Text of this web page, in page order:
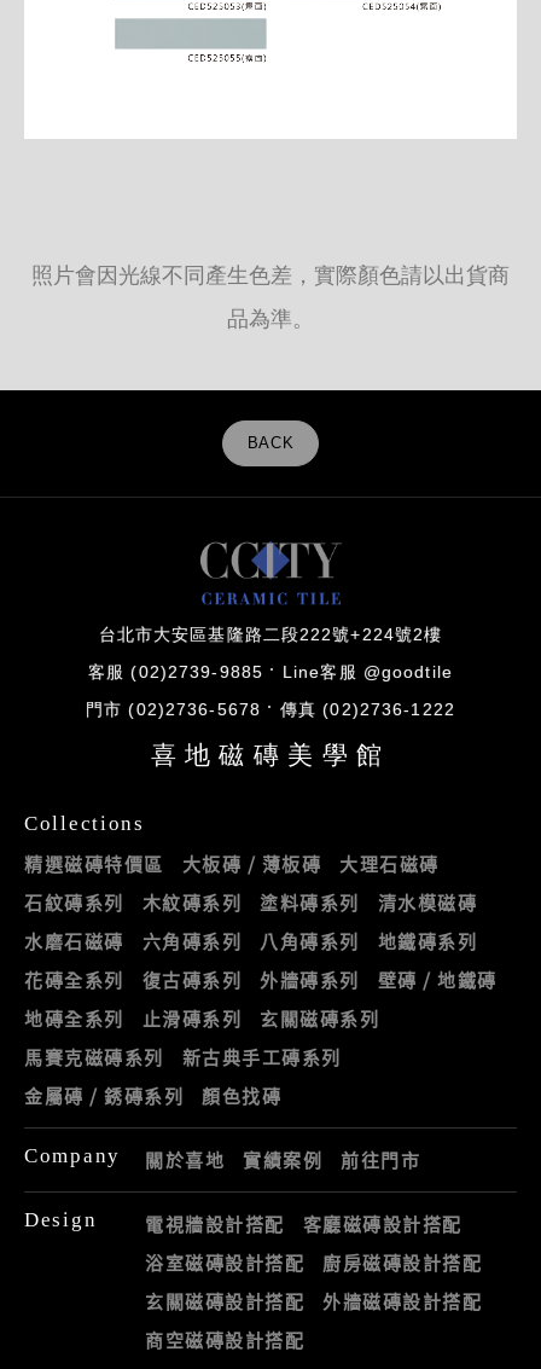
照片會因光線不同產生色差，實際顏色請以出貨商
品為準。
BACK
台北市大安區基隆路二段222號+224號2樓
客服 (02)2739-9885 Line客服 @goodtile
門市 (02)2736-5678 傳真 (02)2736-1222
喜地磁磚美學館
Collections
精選磁磚特價區 大板磚 / 薄板磚
大理石磁磚
石紋磚系列
木紋磚系列 塗料磚系列
清水模磁磚
水磨石磁磚
六角磚系列 八角磚系列
地鐵磚系列
花磚全系列
復古磚系列 外牆磚系列
壁磚 / 地鐵磚
地磚全系列
止滑磚系列
玄關磁磚系列
馬賽克磁磚系列
新古典手工磚系列
金屬磚 / 銹磚系列
顏色找磚
Company 關於喜地 實績案例 前往門市
Design 電視牆設計搭配
客廳磁磚設計搭配
浴室磁磚設計搭配
廚房磁磚設計搭配
玄關磁磚設計搭配
外牆磁磚設計搭配
商空磁磚設計搭配